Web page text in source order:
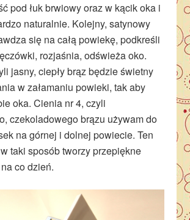
pod łuk brwiowy oraz w kącik oka i
naturalnie. Kolejny, satynowy
się na całą powiekę, podkreśli
rozjaśnia, odświeża oko.
jasny, ciepły brąz będzie świetny
w załamaniu powieki, tak aby
oka. Cienia nr 4, czyli
czekoladowego brązu używam do
na górnej i dolnej powiecie. Ten
taki sposób tworzy przepiękne
co dzień.